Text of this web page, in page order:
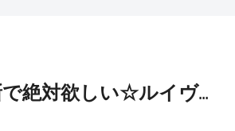
大人気☆最新で絶対欲しい☆ルイヴィトンキーポル＆美容液「オイルシャットデイセラム」